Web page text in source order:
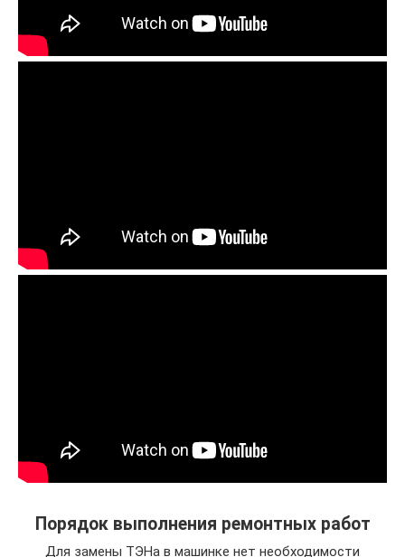
Порядок выполнения ремонтных работ
Для замены ТЭНа в машинке нет необходимости